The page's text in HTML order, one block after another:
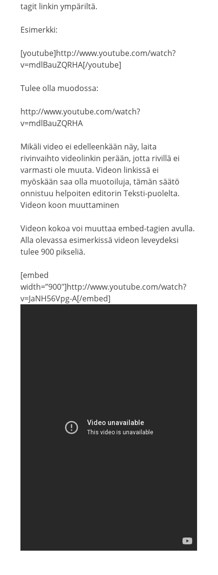
tagit linkin ympäriltä.
Esimerkki:
[youtube]http://www.youtube.com/watch?
v=mdlBauZQRHA[/youtube]
Tulee olla muodossa:
http://www.youtube.com/watch?
v=mdlBauZQRHA
Mikäli video ei edelleenkään näy, laita
rivinvaihto videolinkin perään, jotta rivillä ei
varmasti ole muuta. Videon linkissä ei
myöskään saa olla muotoiluja, tämän säätö
onnistuu helpoiten editorin Teksti-puolelta.
Videon koon muuttaminen
Videon kokoa voi muuttaa embed-tagien avulla.
Alla olevassa esimerkissä videon leveydeksi
tulee 900 pikseliä.
[embed
width=”900″]http://www.youtube.com/watch?
v=JaNH56Vpg-A[/embed]